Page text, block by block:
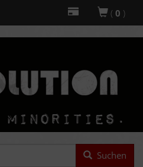
( 0 )
Suchen